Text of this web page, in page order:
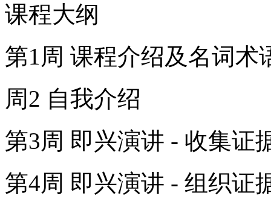
课程大纲
第1周 课程介绍及名词术
周2 自我介绍
第3周 即兴演讲 - 收集证
第4周 即兴演讲 - 组织证